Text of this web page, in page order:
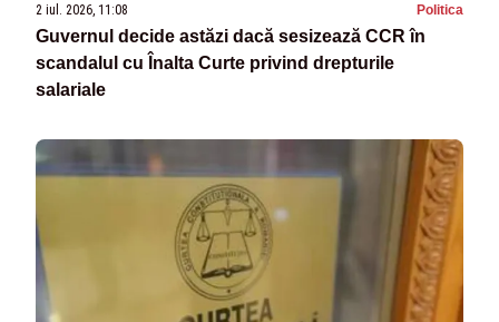
2 iul. 2026, 11:08 Politica
Guvernul decide astăzi dacă sesizează CCR în
scandalul cu Înalta Curte privind drepturile
salariale